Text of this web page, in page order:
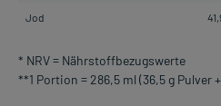
Jod
* NRV = Nährstoffbezugswerte
**1 Portion = 286,5 ml (36,5 g Pulver